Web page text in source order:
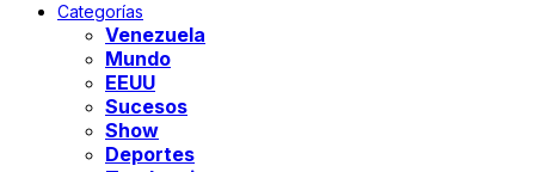
Categorías
Venezuela
Mundo
EEUU
Sucesos
Show
Deportes